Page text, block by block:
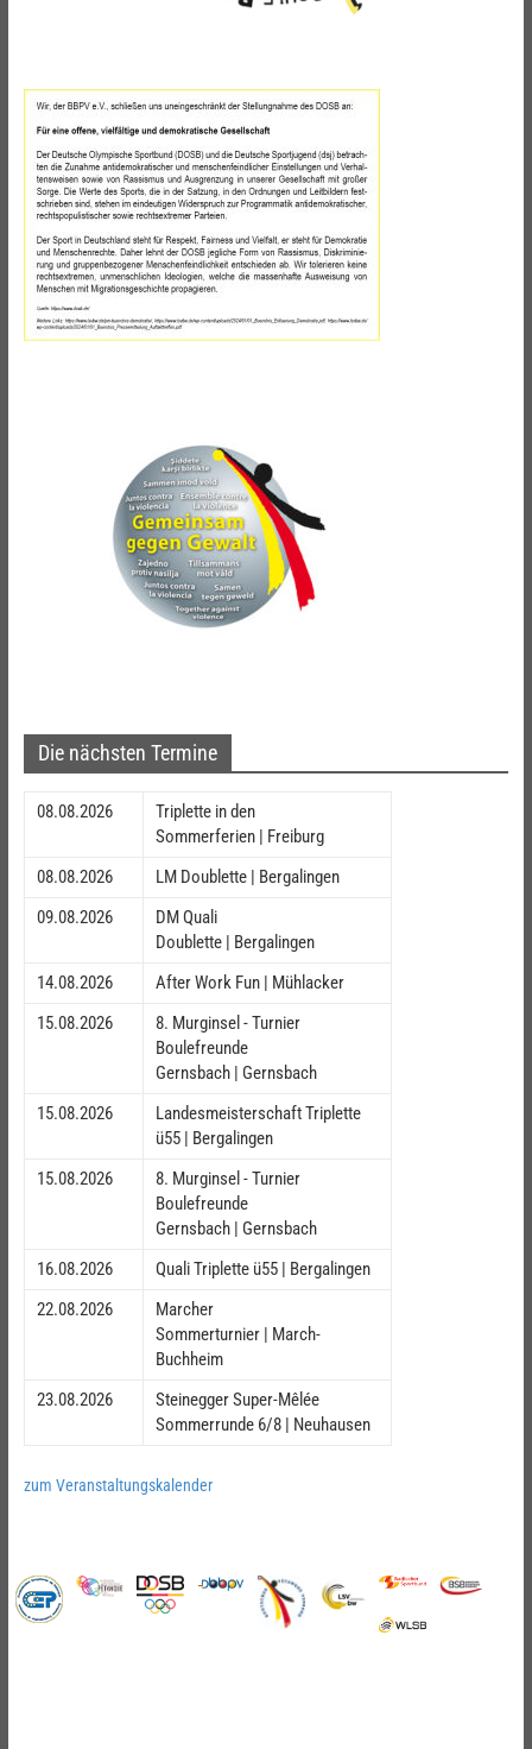
Die nächsten Termine
08.08.2026
Triplette in den
Sommerferien | Freiburg
08.08.2026
LM Doublette | Bergalingen
09.08.2026
DM Quali
Doublette | Bergalingen
14.08.2026
After Work Fun | Mühlacker
15.08.2026
8. Murginsel - Turnier
Boulefreunde
Gernsbach | Gernsbach
15.08.2026
Landesmeisterschaft Triplette
ü55 | Bergalingen
15.08.2026
8. Murginsel - Turnier
Boulefreunde
Gernsbach | Gernsbach
16.08.2026
Quali Triplette ü55 | Bergalingen
22.08.2026
Marcher
Sommerturnier | March-
Buchheim
23.08.2026
Steinegger Super-Mêlée
Sommerrunde 6/8 | Neuhausen
zum Veranstaltungskalender